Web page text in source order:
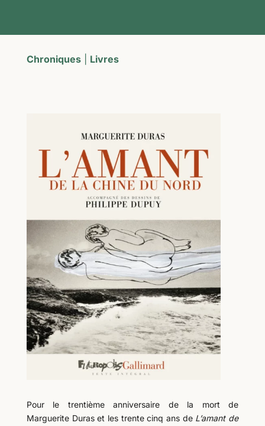
Chroniques| Livres
Pour le trentième anniversaire de la mort de
Marguerite Duras et les trente cinq ans de L’amant de